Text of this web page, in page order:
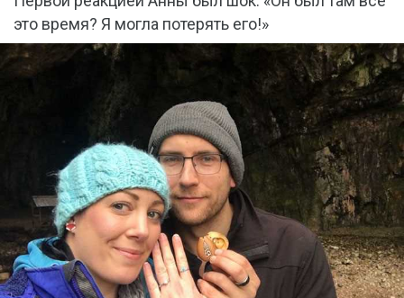
это время? Я могла потерять его!»